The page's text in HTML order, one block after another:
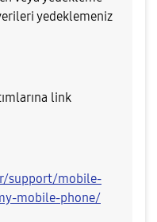
yedeklemeniz
link
support/mobile-
mobile-phone/